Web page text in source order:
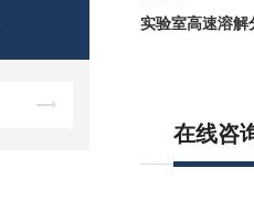
实验室高速溶解
在线咨